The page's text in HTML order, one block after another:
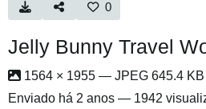
0
Jelly Bunny Travel
1564 × 1955 — JPEG 645.4 KB
Enviado há 2 anos — 1942